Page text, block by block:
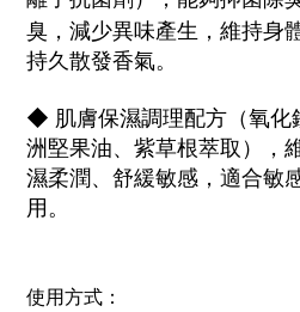
臭，減少異味產生，維持身
持久散發香氣。
◆ 肌膚保濕調理配方（氧化
洲堅果油、紫草根萃取 ），
濕柔潤、舒緩敏感，適合敏
用。
使用方式：